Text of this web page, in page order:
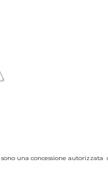
una concessione autorizzata